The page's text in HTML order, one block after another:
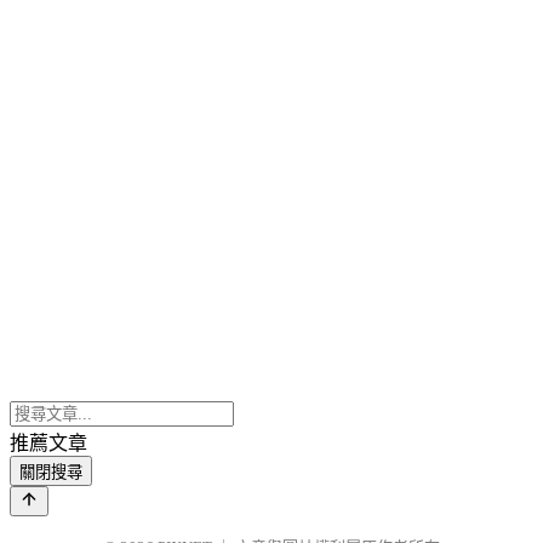
推薦文章
關閉搜尋